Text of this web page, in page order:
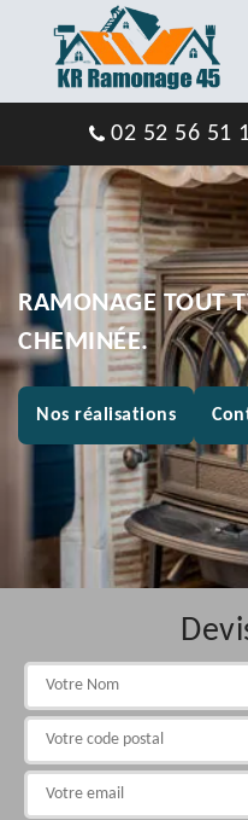
02 52 56 51
RAMONAGE TOUT
CHEMINÉE.
Nos réalisations